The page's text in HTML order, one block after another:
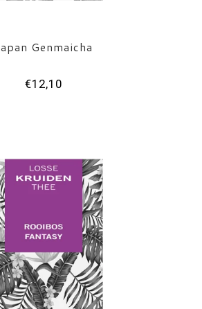
Genmaicha
€12,10